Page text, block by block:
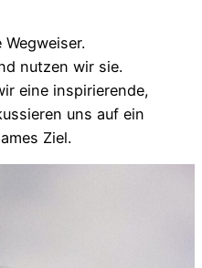
nutzen wir sie.
eine inspirierende,
uns auf ein
Ziel.